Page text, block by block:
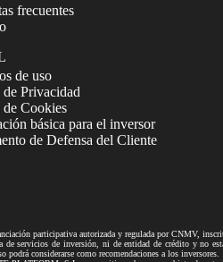
frecuentes
de uso
Privacidad
Cookies
básica para el inversor
de Defensa del Cliente
participativa autorizada y regulada por CNMV,
servicios de inversión, ni de entidad de crédito y no
considerarse como recomendaciones a los inversores.